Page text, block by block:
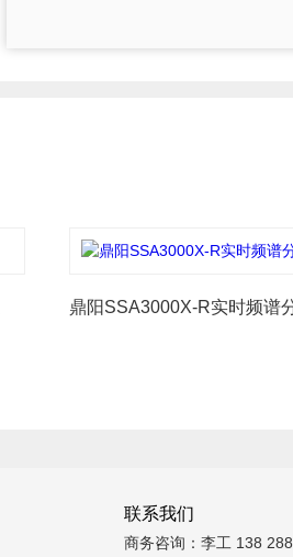
鼎阳SSA3000X-R实时频谱
联系我们
商务咨询：李工 138